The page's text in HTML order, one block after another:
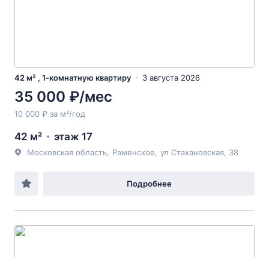
42 м² , 1-комнатную квартиру 3 августа 2026
35 000 ₽/мес
10 000 ₽ за м²/год
42 м² этаж 17
Московская область Раменское ул Стахановская , 38
Подробнее